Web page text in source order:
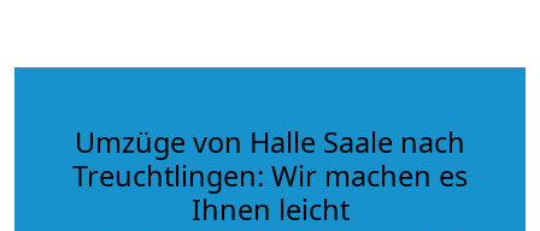
Umzüge von Halle Saale nach
Treuchtlingen: Wir machen es
Ihnen leicht